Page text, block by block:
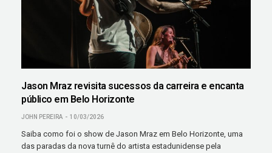
Jason Mraz revisita sucessos da carreira e encanta
público em Belo Horizonte
JOHN PEREIRA 10/03/2026
Saiba como foi o show de Jason Mraz em Belo Horizonte, uma
das paradas da nova turnê do artista estadunidense pela